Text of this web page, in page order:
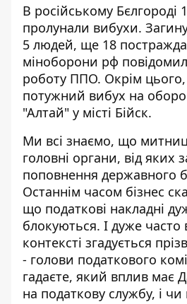
В російському Бєлгороді
пролунали вибухи.
5 людей, ще 18
міноборони рф
роботу ППО. Окрім цього,
потужний вибух на
"Алтай" у місті Бійск.
Ми всі знаємо, що
головні органи, від яких
поповнення державного
Останнім часом бізнес
що податкові накладні
блокуються. І дуже часто
контексті згадується
- голови податкового
гадаєте, який вплив має
на податкову службу, і